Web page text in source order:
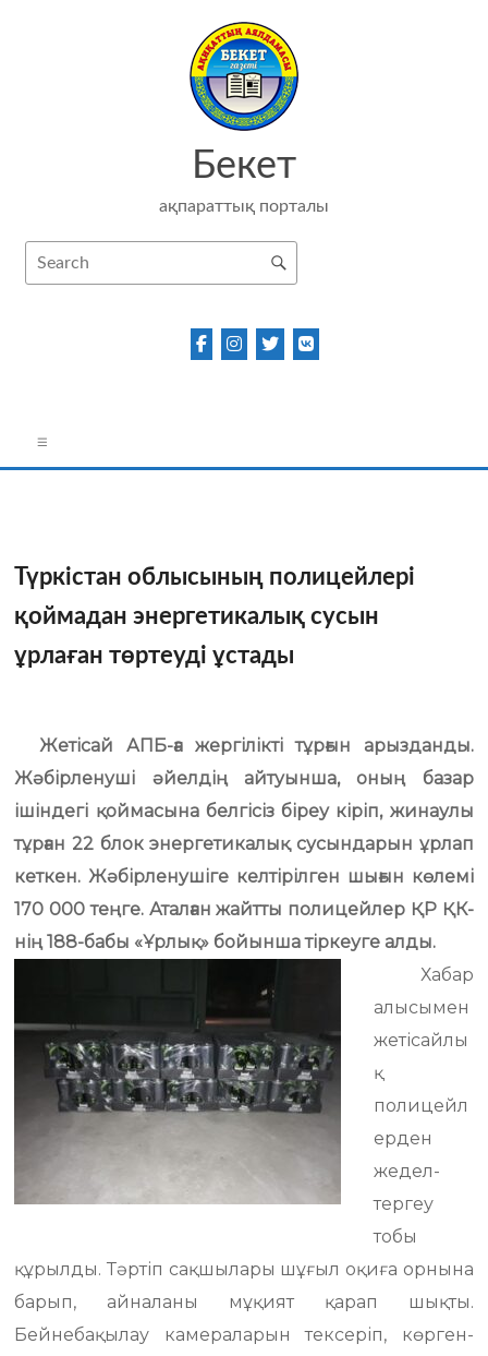
Бекет
ақпараттық порталы
Түркістан облысының полицейлері
қоймадан энергетикалық сусын
ұрлаған төртеуді ұстады
Жетісай АПБ-ға жергілікті тұрғын арызданды.
Жәбірленуші әйелдің айтуынша, оның базар
ішіндегі қоймасына белгісіз біреу кіріп, жинаулы
тұрған 22 блок энергетикалық сусындарын ұрлап
кеткен. Жәбірленушіге келтірілген шығын көлемі
170 000 теңге. Аталған жайтты полицейлер ҚР ҚК-
нің 188-бабы «Ұрлық» бойынша тіркеуге алды.
Хабар
алысымен
жетісайлы
қ
полицейл
ерден
жедел-
тергеу
тобы
құрылды. Тәртіп сақшылары шұғыл оқиға орнына
барып, айналаны мұқият қарап шықты.
Бейнебақылау камераларын тексеріп, көрген-